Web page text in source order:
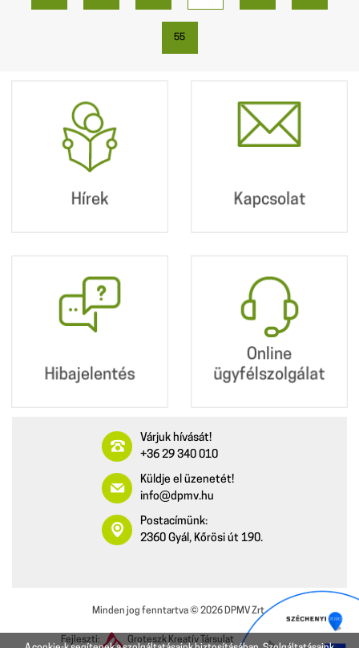
55
Hírek
Hírek
Kapcsolat
Kapcsolat
+36 29 340 010
Hibajelentés
Hibajelentés
Online
ügyfélszolgálat
Online
ügyfélszolgálat
Várjuk hívását!
+36 29 340 010
Küldje el üzenetét!
info@dpmv.hu
Postacímünk:
2360 Gyál, Kőrösi út 190.
Minden jog fenntartva ©2026 DPMV Zrt.
Fejleszti: Groteszk Kreatív Társulat